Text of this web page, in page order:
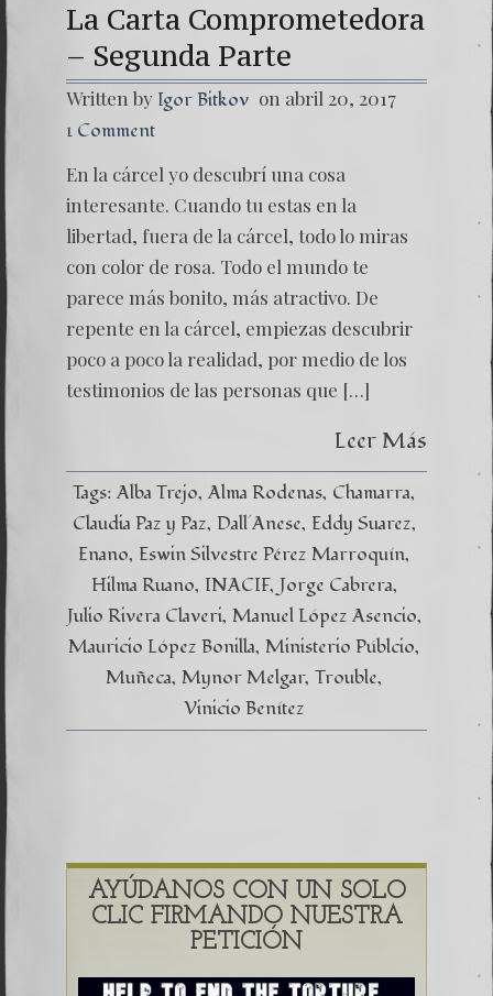
La Carta Comprometedora
– Segunda Parte
Written by Igor Bitkov on abril 20, 2017
1 Comment
En la cárcel yo descubrí una cosa
interesante. Cuando tu estas en la
libertad, fuera de la cárcel, todo lo miras
con color de rosa. Todo el mundo te
parece más bonito, más atractivo. De
repente en la cárcel, empiezas descubrir
poco a poco la realidad, por medio de los
testimonios de las personas que […]
Leer Más
Tags: Alba Trejo Alma Rodenas Chamarra
Claudia Paz y Paz Dall´Anese Eddy Suarez
Enano Eswin Silvestre Pérez Marroquín
Hilma Ruano INACIF Jorge Cabrera
Julio Rivera Claveri Manuel López Asencio
Mauricio López Bonilla Ministerio Públcio
Muñeca Mynor Melgar Trouble
Vinicio Benítez
AYÚDANOS CON UN SOLO
CLIC FIRMANDO NUESTRA
PETICIÓN